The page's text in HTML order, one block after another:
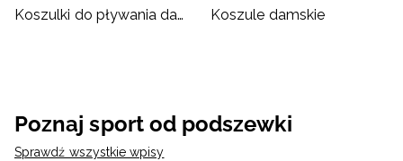
Koszulki do pływania damskie
Koszule damskie
Poznaj sport od podszewki
Sprawdź wszystkie wpisy